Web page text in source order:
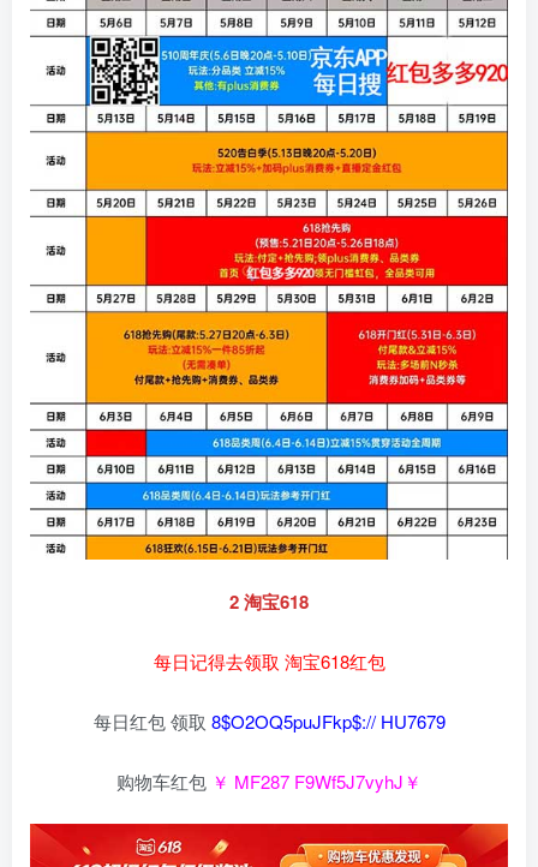
2 淘宝618
每日记得去领取 淘宝618红包
每日红包 领取 8$O2OQ5puJFkp$:// HU7679
购物车红包 ￥ MF287 F9Wf5J7vyhJ￥